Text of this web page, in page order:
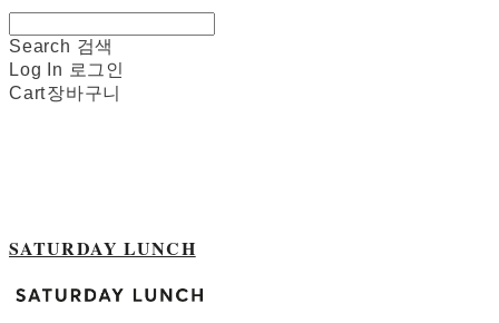
Search 검색
Log In 로그인
Cart장바구니
SATURDAY LUNCH